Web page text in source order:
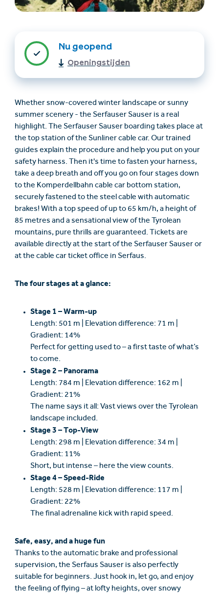
Accommodatie
vinden
Ticket- &
cadeaushop
Nederlands
+43/5476/6239
info@serfaus-fiss-ladis.at
Nu geopend
Openingstijden
Whether snow-covered winter landscape or sunny
summer scenery - the Serfauser Sauser is a real
highlight. The Serfauser Sauser boarding takes place at
the top station of the Sunliner cable car. Our trained
guides explain the procedure and help you put on your
safety harness. Then it's time to fasten your harness,
take a deep breath and off you go on four stages down
to the Komperdellbahn cable car bottom station,
securely fastened to the steel cable with automatic
brakes! With a top speed of up to 65 km/h, a height of
85 metres and a sensational view of the Tyrolean
mountains, pure thrills are guaranteed. Tickets are
available directly at the start of the Serfauser Sauser or
at the cable car ticket office in Serfaus.
The four stages at a glance:
Stage 1 – Warm-up
Length: 501 m | Elevation difference: 71 m |
Gradient: 14%
Perfect for getting used to – a first taste of what’s
to come.
Stage 2 – Panorama
Length: 784 m | Elevation difference: 162 m |
Gradient: 21%
The name says it all: Vast views over the Tyrolean
landscape included.
Stage 3 – Top-View
Length: 298 m | Elevation difference: 34 m |
Gradient: 11%
Short, but intense – here the view counts.
Stage 4 – Speed-Ride
Length: 528 m | Elevation difference: 117 m |
Gradient: 22%
The final adrenaline kick with rapid speed.
Safe, easy, and a huge fun
Thanks to the automatic brake and professional
supervision, the Serfaus Sauser is also perfectly
suitable for beginners. Just hook in, let go, and enjoy
the feeling of flying – at lofty heights, over snowy